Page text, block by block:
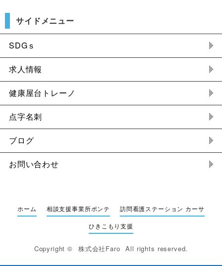
サイドメニュー
SDGｓ
求人情報
健康屋台トレーノ
点字名刺
ブログ
お問い合わせ
ホーム 相談支援事業所ポンテ 訪問看護ステーション カーサ
ひきこもり支援
Copyright © 株式会社Faro All rights reserved.